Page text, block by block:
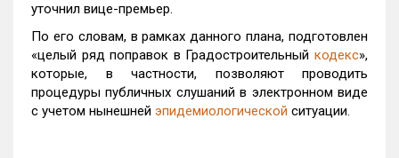
уточнил вице-премьер.
По его словам, в рамках данного плана, подготовлен
«целый ряд поправок в Градостроительный кодекс»,
которые, в частности, позволяют проводить
процедуры публичных слушаний в электронном виде
с учетом нынешней эпидемиологической ситуации.